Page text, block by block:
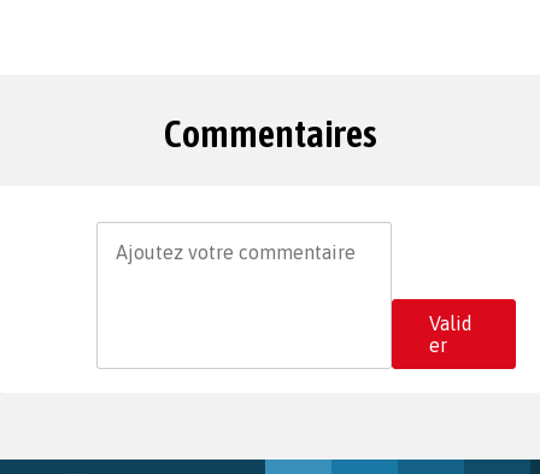
Commentaires
Valid
er